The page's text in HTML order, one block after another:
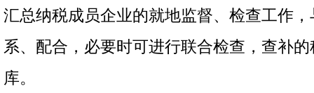
汇总纳税成员企业的就地监督、检查工作
系、配合，必要时可进行联合检查，查补
库。